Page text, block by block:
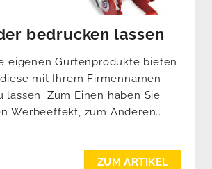
bedrucken lassen
eigenen Gurtenprodukte bieten
mit Ihrem Firmennamen
lassen. Zum Einen haben Sie
Werbeeffekt, zum Anderen
ZUM ARTIKEL